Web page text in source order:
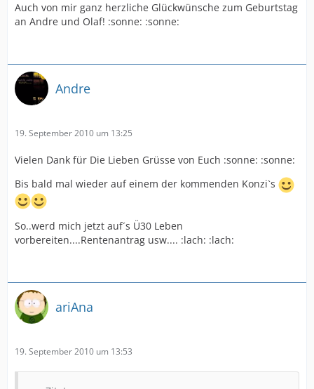
Auch von mir ganz herzliche Glückwünsche zum Geburtstag
an Andre und Olaf! :sonne: :sonne:
Andre
19. September 2010 um 13:25
Vielen Dank für Die Lieben Grüsse von Euch :sonne: :sonne:
Bis bald mal wieder auf einem der kommenden Konzi`s
So..werd mich jetzt auf´s Ü30 Leben
vorbereiten....Rentenantrag usw.... :lach: :lach:
ariAna
19. September 2010 um 13:53